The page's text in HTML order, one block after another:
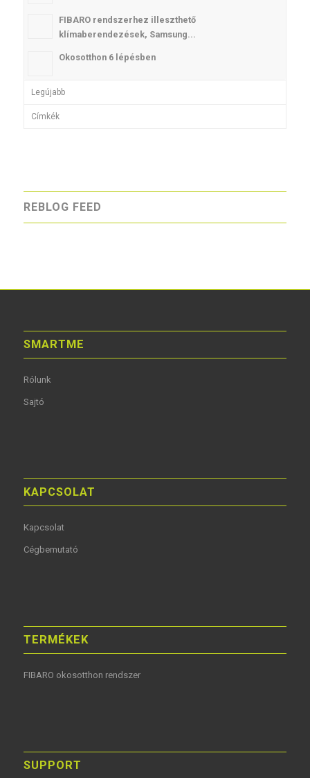
FIBARO rendszerhez illeszthető
klímaberendezések, Samsung...
Okosotthon 6 lépésben
Legújabb
Címkék
REBLOG FEED
SMARTME
Rólunk
Sajtó
KAPCSOLAT
Kapcsolat
Cégbemutató
TERMÉKEK
FIBARO okosotthon rendszer
SUPPORT